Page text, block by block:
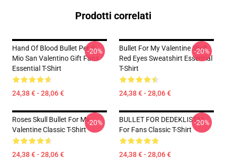
Prodotti correlati
Hand Of Blood Bullet Per Il
Mio San Valentino Gift Fans
Essential T-Shirt
24,38 € - 28,06 €
-20%
Bullet For My Valentine Skull
Red Eyes Sweatshirt Essential
T-Shirt
24,38 € - 28,06 €
-20%
Roses Skull Bullet For My
Valentine Classic T-Shirt
24,38 € - 28,06 €
-20%
BULLET FOR DEDEKLISTA1
For Fans Classic T-Shirt
24,38 € - 28,06 €
-20%